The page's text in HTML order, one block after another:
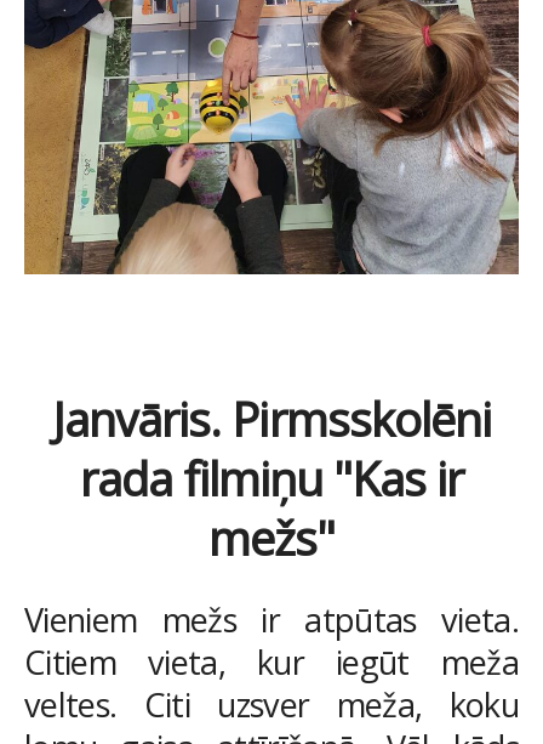
Janvāris. Pirmsskolēni
rada filmiņu "Kas ir
mežs"
Vieniem mežs ir atpūtas vieta.
Citiem vieta, kur iegūt meža
veltes. Citi uzsver meža, koku